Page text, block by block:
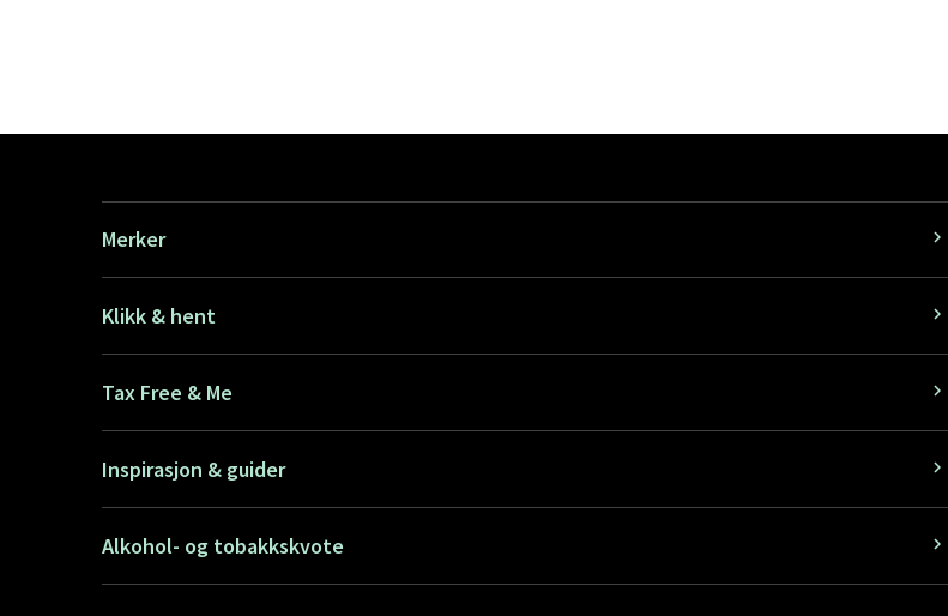
Merker
Klikk & hent
Tax Free & Me
Inspirasjon & guider
Alkohol- og tobakkskvote